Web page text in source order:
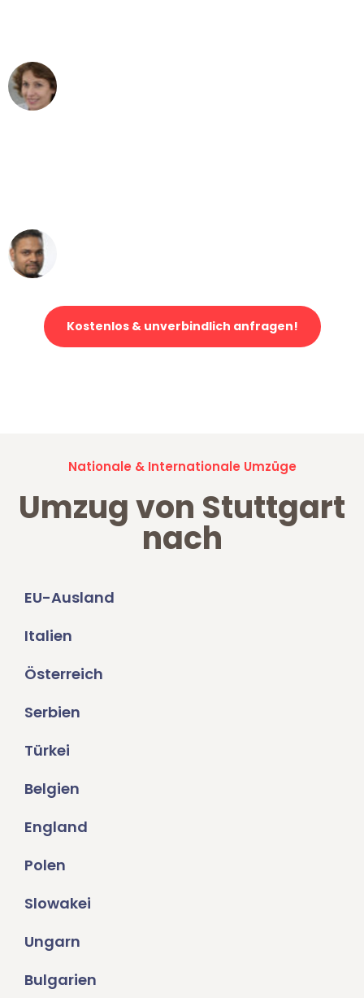
Kostenlos & unverbindlich anfragen!
Nationale & Internationale Umzüge
Umzug von Stuttgart
nach
EU-Ausland
Italien
Österreich
Serbien
Türkei
Belgien
England
Polen
Slowakei
Ungarn
Bulgarien